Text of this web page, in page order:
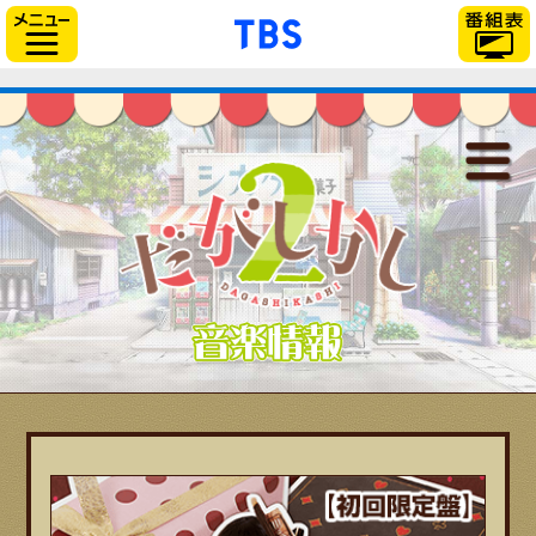
「TBSテレビ」トップ
最新情報
放送情報
スタッフ＆キャスト
あらすじ
登場人物
音楽情報
関連商品
だがしかし2
音楽情報